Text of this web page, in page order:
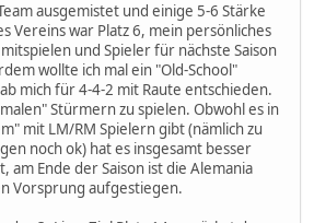
ausgemistet und einige 5-6 Stärke
Vereins war Platz 6, mein persönliches
und Spieler für nächste Saison
wollte ich mal ein "Old-School"
mich für 4-4-2 mit Raute entschieden.
Stürmern zu spielen. Obwohl es in
mit LM/RM Spielern gibt (nämlich zu
noch ok) hat es insgesamt besser
am Ende der Saison ist die Alemania
Vorsprung aufgestiegen.